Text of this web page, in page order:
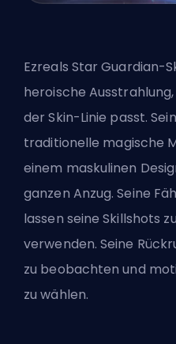
Ezreals Star Guardian-
heroische
der Skin-Linie passt.
traditionelle magische
einem maskulinen
ganzen Anzug. Seine
lassen seine Skillshots
verwenden. Seine
zu beobachten und
zu wählen.